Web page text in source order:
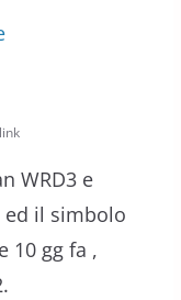
WRD3 e
ed il simbolo
10 gg fa ,